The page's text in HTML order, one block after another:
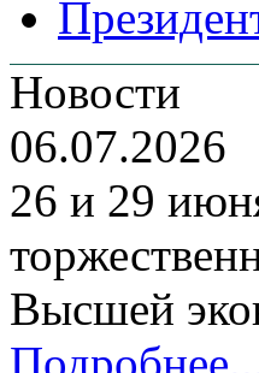
Новости
06.07.2026
26 и 29
Высшей